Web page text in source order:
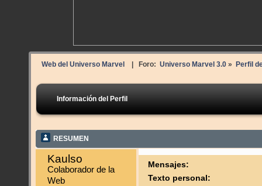
Web del Universo Marvel | Foro: Universo Marvel 3.0» Perfil
Información del Perfil
RESUMEN
Kaulso
Colaborador de la
Web
Mensajes:
Texto personal: